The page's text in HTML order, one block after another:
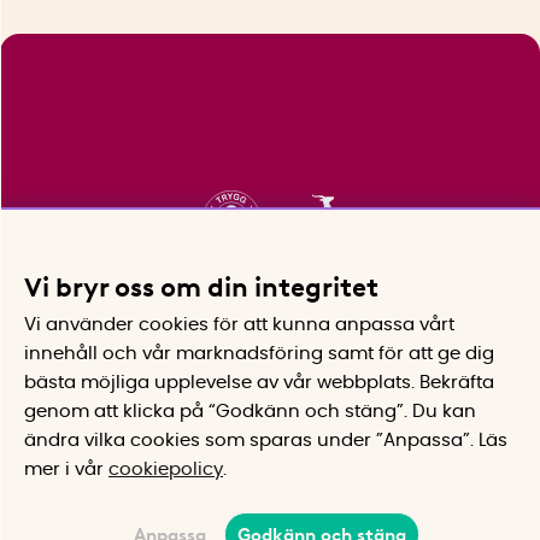
Vi bryr oss om din integritet
Vi använder cookies för att kunna anpassa vårt
innehåll och vår marknadsföring samt för att ge dig
bästa möjliga upplevelse av vår webbplats.
Bekräfta
genom att klicka på “Godkänn och stäng”. Du kan
ändra vilka cookies som sparas under ”Anpassa”.
Läs
mer i vår cookiepolicy
Anpassa Godkänn och stäng